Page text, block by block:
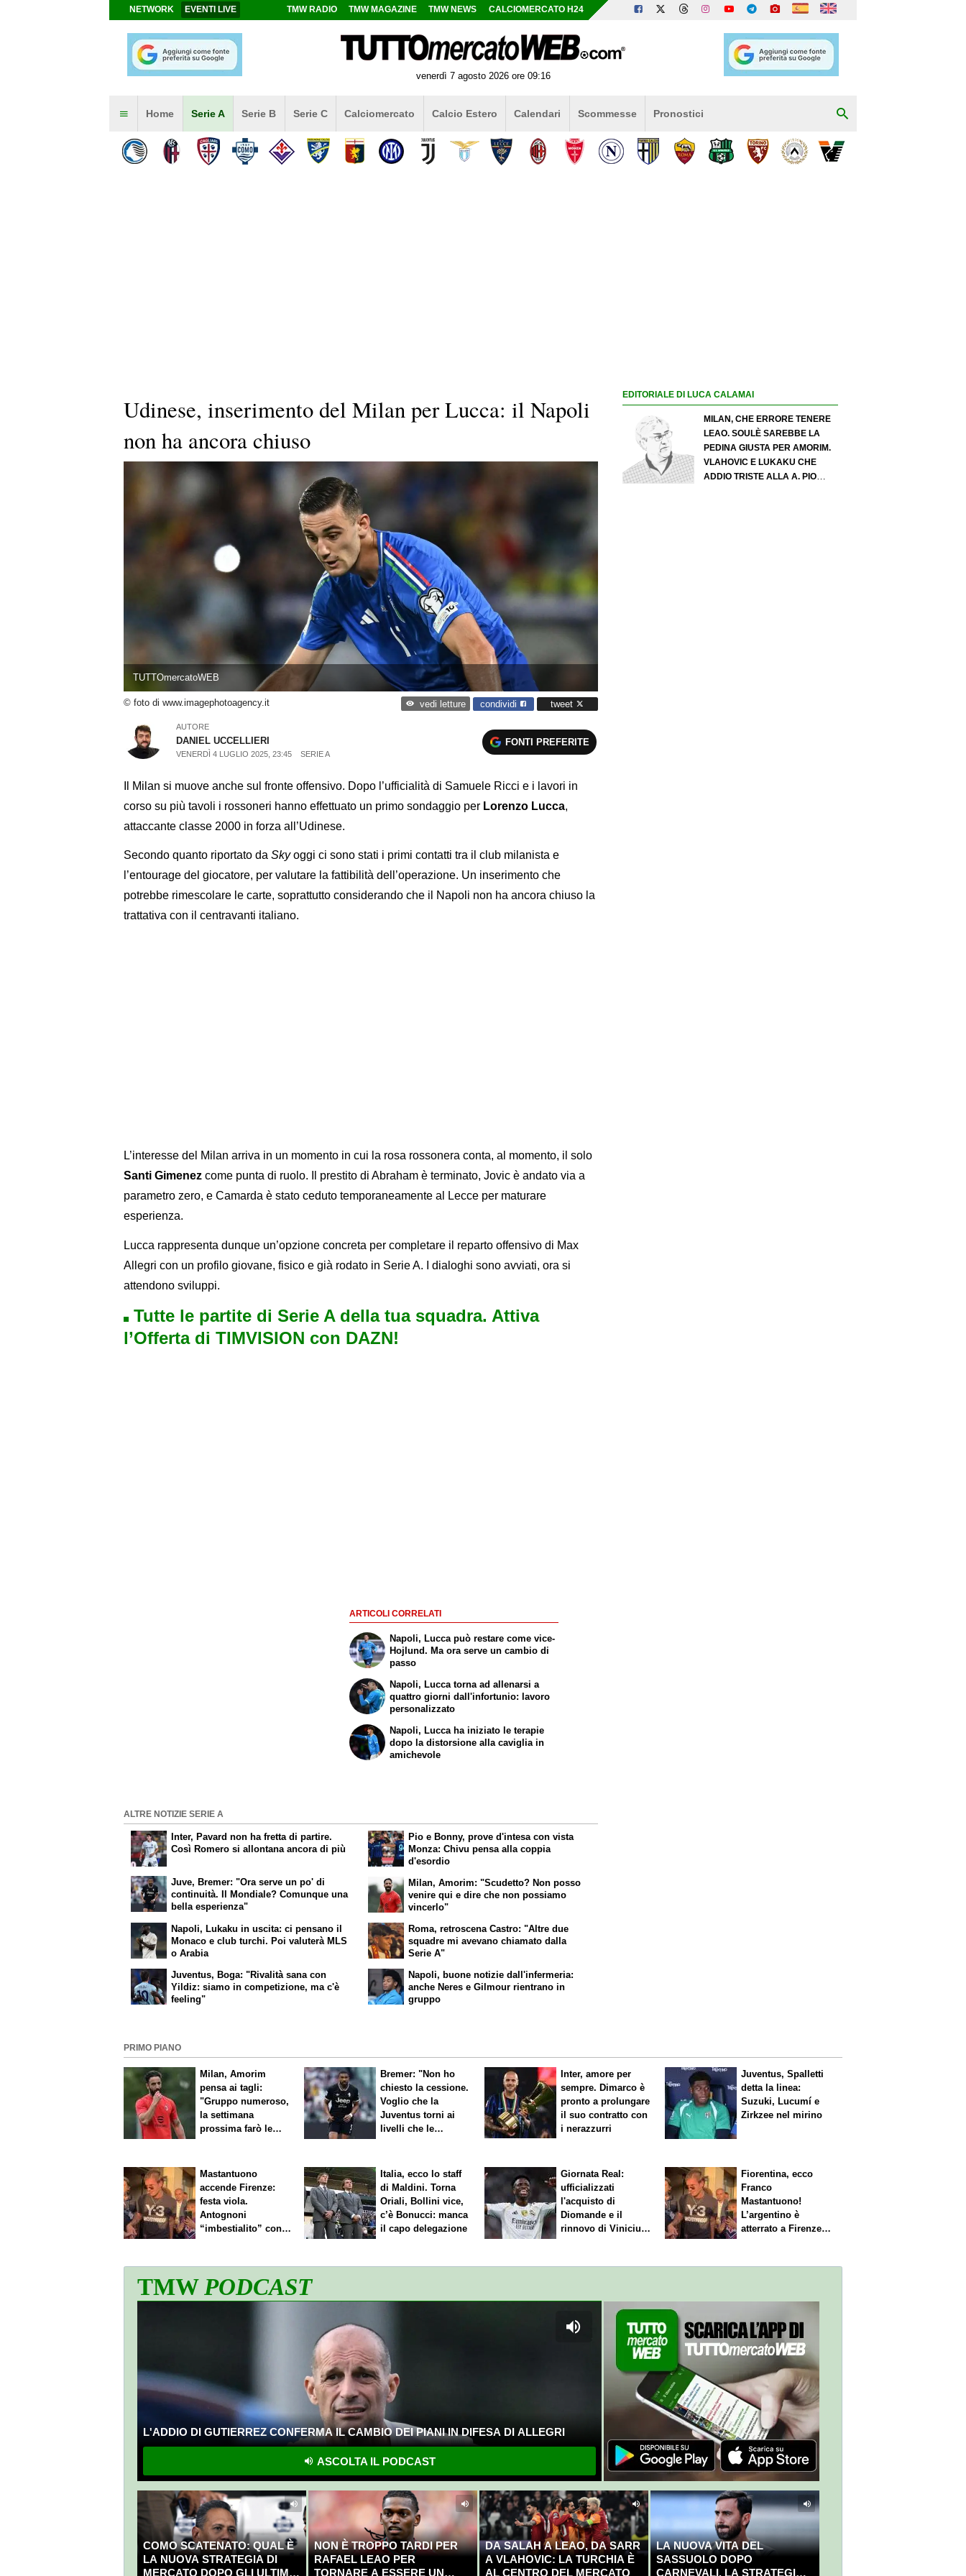
NETWORK EVENTI LIVE TMW RADIO TMW MAGAZINE TMW NEWS CALCIOMERCATO H24
venerdì 7 agosto 2026 ore 09:16
Home Serie A Serie B Serie C Calciomercato Calcio Estero Calendari Scommesse Pronostici
Udinese, inserimento del Milan per Lucca: il Napoli
non ha ancora chiuso
TUTTOmercatoWEB
© foto di www.imagephotoagency.it vedi letture condividi tweet
AUTORE
DANIEL UCCELLIERI
VENERDÌ 4 LUGLIO 2025, 23:45 SERIE A
FONTI PREFERITE
Il Milan si muove anche sul fronte offensivo. Dopo l’ufficialità di Samuele Ricci e i lavori in
corso su più tavoli i rossoneri hanno effettuato un primo sondaggio per Lorenzo Lucca,
attaccante classe 2000 in forza all’Udinese.
Secondo quanto riportato da Skyoggi ci sono stati i primi contatti tra il club milanista e
l’entourage del giocatore, per valutare la fattibilità dell’operazione. Un inserimento che
potrebbe rimescolare le carte, soprattutto considerando che il Napoli non ha ancora chiuso la
trattativa con il centravanti italiano.
L’interesse del Milan arriva in un momento in cui la rosa rossonera conta, al momento, il solo
Santi Gimenez come punta di ruolo. Il prestito di Abraham è terminato, Jovic è andato via a
parametro zero, e Camarda è stato ceduto temporaneamente al Lecce per maturare
esperienza.
Lucca rappresenta dunque un’opzione concreta per completare il reparto offensivo di Max
Allegri con un profilo giovane, fisico e già rodato in Serie A. I dialoghi sono avviati, ora si
attendono sviluppi.
Tutte le partite di Serie A della tua squadra. Attiva
l’Offerta di TIMVISION con DAZN!
ARTICOLI CORRELATI
Napoli, Lucca può restare come vice-
Hojlund. Ma ora serve un cambio di
passo
Napoli, Lucca torna ad allenarsi a
quattro giorni dall'infortunio: lavoro
personalizzato
Napoli, Lucca ha iniziato le terapie
dopo la distorsione alla caviglia in
amichevole
ALTRE NOTIZIE SERIE A
Inter, Pavard non ha fretta di partire.
Così Romero si allontana ancora di più
Juve, Bremer: "Ora serve un po' di
continuità. Il Mondiale? Comunque una
bella esperienza"
Pio e Bonny, prove d'intesa con vista
Monza: Chivu pensa alla coppia
d'esordio
Milan, Amorim: "Scudetto? Non posso
venire qui e dire che non possiamo
vincerlo"
Napoli, Lukaku in uscita: ci pensano il
Monaco e club turchi. Poi valuterà MLS
o Arabia
Juventus, Boga: "Rivalità sana con
Yildiz: siamo in competizione, ma c'è
feeling"
Roma, retroscena Castro: "Altre due
squadre mi avevano chiamato dalla
Serie A"
Napoli, buone notizie dall'infermeria:
anche Neres e Gilmour rientrano in
gruppo
EDITORIALE DI LUCA CALAMAI
MILAN, CHE ERRORE TENERE
LEAO. SOULÈ SAREBBE LA
PEDINA GIUSTA PER AMORIM.
VLAHOVIC E LUKAKU CHE
ADDIO TRISTE ALLA A. PIO
PRIMO PIANO
Milan, Amorim
pensa ai tagli:
"Gruppo numeroso,
la settimana
prossima farò le
Bremer: "Non ho
chiesto la cessione.
Voglio che la
Juventus torni ai
livelli che le
Inter, amore per
sempre. Dimarco è
pronto a prolungare
il suo contratto con
i nerazzurri
Juventus, Spalletti
detta la linea:
Suzuki, Lucumí e
Zirkzee nel mirino
Mastantuono
accende Firenze:
festa viola.
Antognoni
“imbestialito” con
Italia, ecco lo staff
di Maldini. Torna
Oriali, Bollini vice,
c’è Bonucci: manca
il capo delegazione
Giornata Real:
ufficializzati
l'acquisto di
Diomande e il
rinnovo di Vinicius.
Fiorentina, ecco
Franco
Mastantuono!
L’argentino è
atterrato a Firenze,
TMWPODCAST
L'ADDIO DI GUTIERREZ CONFERMA IL CAMBIO DEI PIANI IN DIFESA DI ALLEGRI
ASCOLTA IL PODCAST
COMO SCATENATO: QUAL È
LA NUOVA STRATEGIA DI
MERCATO DOPO GLI ULTIMI
NON È TROPPO TARDI PER
RAFAEL LEAO PER
TORNARE A ESSERE UN
DA SALAH A LEAO, DA SARR
A VLAHOVIC: LA TURCHIA È
AL CENTRO DEL MERCATO
LA NUOVA VITA DEL
SASSUOLO DOPO
CARNEVALI. LA STRATEGIA È